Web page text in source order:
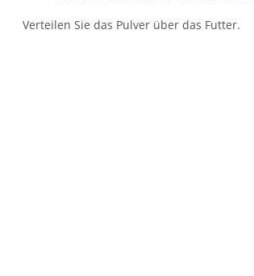
Verteilen Sie das Pulver über das Futter.